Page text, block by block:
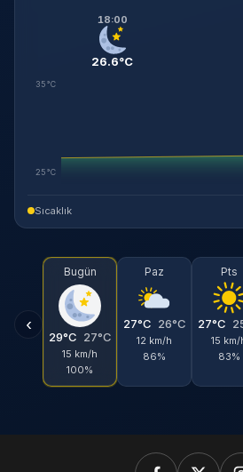
18:00
26.6°C
35°C
25°C
Sıcaklık
‹
Bugün
29°C 27°C
15 km/h
100%
Paz
27°C 26°C
12 km/h
86%
Pts
27°C
15 km/
83%